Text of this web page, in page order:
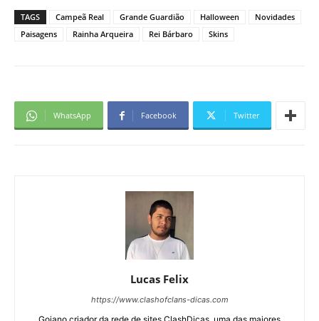
TAGS Campeã Real Grande Guardião Halloween
Novidades
Paisagens
Rainha Arqueira Rei Bárbaro Skins
WhatsApp Facebook Twitter
Lucas Felix
https://www.clashofclans-dicas.com